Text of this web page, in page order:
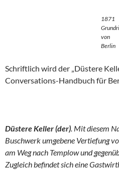
1871
von
Berlin
Schriftlich wird der „Düstere
Conversations-Handbuch für
Düstere Keller (der). Mit diesem
Buschwerk umgebene Vertiefung
am Weg nach Templow und
Zugleich befindet sich eine